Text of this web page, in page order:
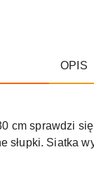
OPIS
cm sprawdzi
słupki. Siatka